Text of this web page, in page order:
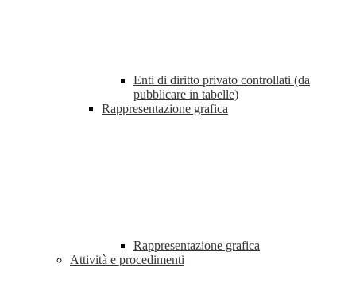
Enti di diritto privato controllati (da
pubblicare in tabelle)
Rappresentazione grafica
Rappresentazione grafica
Attività e procedimenti